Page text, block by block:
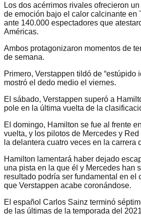
Los dos acérrimos rivales ofrecieron
de emoción bajo el calor calcinante en
ante 140.000 espectadores que
Américas.
Ambos protagonizaron momentos de
de semana.
Primero, Verstappen tildó de “estúpido
mostró el dedo medio el viernes.
El sábado, Verstappen superó a
pole en la última vuelta de la
El domingo, Hamilton se fue al frente
vuelta, y los pilotos de Mercedes y
la delantera cuatro veces en la carrera
Hamilton lamentará haber dejado
una pista en la que él y Mercedes han
resultado podría ser fundamental en el
que Verstappen acabe coronándose.
El español Carlos Sainz terminó
de las últimas de la temporada del